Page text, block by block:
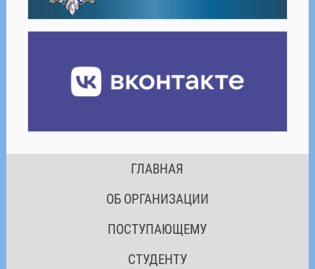
ГЛАВНАЯ
ОБ ОРГАНИЗАЦИИ
ПОСТУПАЮЩЕМУ
СТУДЕНТУ